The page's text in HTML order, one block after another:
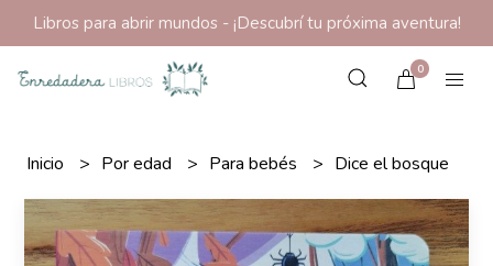
Libros para abrir mundos - ¡Descubrí tu próxima aventura!
0
Inicio Por edad Para bebés Dice el bosque